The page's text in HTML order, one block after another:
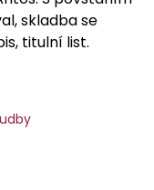
skladba se
titulní list.